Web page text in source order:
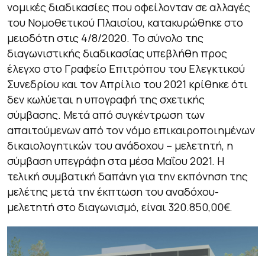
νομικές διαδικασίες που οφείλονταν σε αλλαγές
του Νομοθετικού Πλαισίου, κατακυρώθηκε στο
μειοδότη στις 4/8/2020. Το σύνολο της
διαγωνιστικής διαδικασίας υπεβλήθη προς
έλεγχο στο Γραφείο Επιτρόπου του Ελεγκτικού
Συνεδρίου και τον Απρίλιο του 2021 κρίθηκε ότι
δεν κωλύεται η υπογραφή της σχετικής
σύμβασης. Μετά από συγκέντρωση των
απαιτούμενων από τον νόμο επικαιροποιημένων
δικαιολογητικών του ανάδοχου – μελετητή, η
σύμβαση υπεγράφη στα μέσα Μαΐου 2021. Η
τελική συμβατική δαπάνη για την εκπόνηση της
μελέτης μετά την έκπτωση του αναδόχου-
μελετητή στο διαγωνισμό, είναι 320.850,00€.